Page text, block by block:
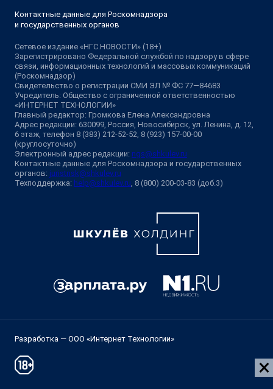
Контактные данные для Роскомнадзора
и государственных органов
Сетевое издание «НГС.НОВОСТИ» (18+)
Зарегистрировано Федеральной службой по надзору в сфере
связи, информационных технологий и массовых коммуникаций
(Роскомнадзор)
Свидетельство о регистрации СМИ ЭЛ № ФС 77—84683
Учредитель: Общество с ограниченной ответственностью
«ИНТЕРНЕТ ТЕХНОЛОГИИ»
Главный редактор: Громкова Елена Александровна
Адрес редакции: 630099, Россия, Новосибирск, ул. Ленина, д. 12,
6 этаж, телефон 8 (383) 212-52-52, 8 (923) 157-00-00
(круглосуточно)
Электронный адрес редакции: ngs@shkulev.ru
Контактные данные для Роскомнадзора и государственных
органов: juristnsk@shkulev.ru
Техподдержка: help@shkulev.ru , 8 (800) 200-03-83 (доб.3)
Разработка — ООО «Интернет Технологии»